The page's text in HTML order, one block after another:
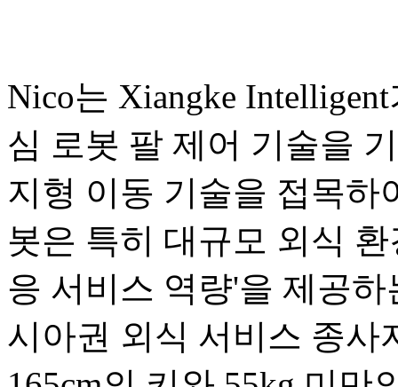
Nico는 Xiangke
심 로봇 팔 제어 기술을
지형 이동 기술을 접목하
봇은 특히 대규모 외식
응 서비스 역량'을 제공
시아권 외식 서비스 종사